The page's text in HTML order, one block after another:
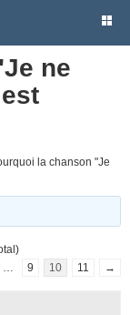
ne
la chanson "Je
9 10 11 →